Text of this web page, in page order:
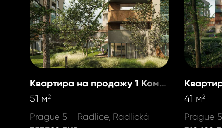
Квартира на продажу 1 Комната
51 м2
Prague 5 - Radlice, Radlická
41 м2
Prague